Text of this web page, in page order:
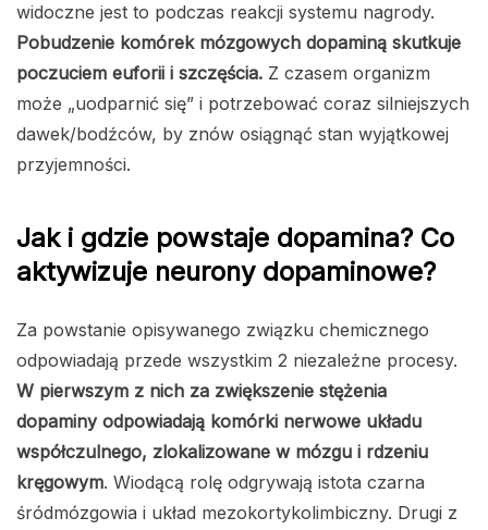
widoczne jest to podczas reakcji systemu nagrody.
Pobudzenie komórek mózgowych dopaminą skutkuje
poczuciem euforii i szczęścia. Z czasem organizm
może „uodparnić się” i potrzebować coraz silniejszych
dawek/bodźców, by znów osiągnąć stan wyjątkowej
przyjemności.
Jak i gdzie powstaje dopamina? Co
aktywizuje neurony dopaminowe?
Za powstanie opisywanego związku chemicznego
odpowiadają przede wszystkim 2 niezależne procesy.
W pierwszym z nich za zwiększenie stężenia
dopaminy odpowiadają komórki nerwowe układu
współczulnego, zlokalizowane w mózgu i rdzeniu
kręgowym. Wiodącą rolę odgrywają istota czarna
śródmózgowia i układ mezokortykolimbiczny. Drugi z